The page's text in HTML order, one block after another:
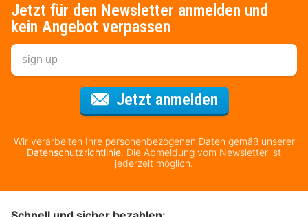
Jetzt für den Newsletter anmelden und
kein Angebot verpassen
Jetzt anmeldenFür den
Wir verarbeiten Ihre personenbezogenen Daten gemäß unserer
Datenschutzrichtlinie. Die Abmeldung vom Newsletter ist
jederzeit möglich.